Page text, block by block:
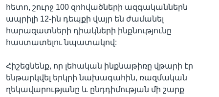
ՖԻԼՄԵՐ
IN ENGLISH
ՄԵՐ ՄԱՍԻՆ
ՄԵՐ ՄԱՍԻՆ
«ԱՄԵՐԻԿԱՅԻ ՁԱՅՆ»-Ի ԿԱՆՈՆԱԴՐՈՒԹՅՈՒՆ
ՈՒԿՐԱԻՆԱԿԱՆ ՊԱՏԵՐԱԶՄ
Learning English
ՀԵՏԵՒԵՔ ՄԵԶ
հետո, շուրջ 100 զոհվածների ազգականներն
ապրիլի 12-ին դեպքի վայր են ժամանել
հարազատների դիակների ինքնությունը
հաստատելու նպատակով:
Հիշեցնենք, որ լեհական ինքնաթիռը վթարի էր
ենթարկվել երկրի նախագահին, ռազմական
ղեկավարությանը և ընդդիմության մի շարք